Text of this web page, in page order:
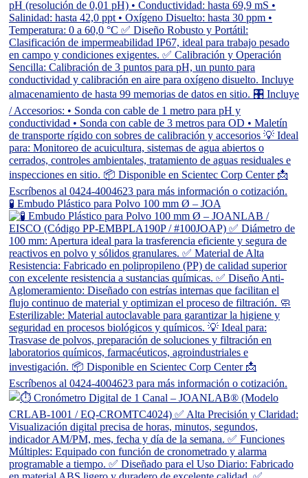
🧪 Embudo Plástico para Polvo 100 mm Ø – JOA